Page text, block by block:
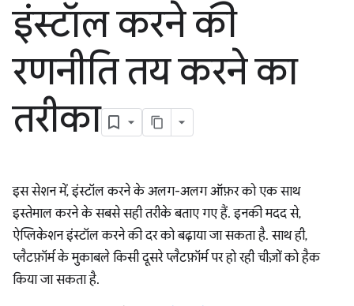
इंस्टॉल करने की
रणनीति तय करने का
तरीका
इस सेशन में, इंस्टॉल करने के अलग-अलग ऑफ़र को एक साथ
इस्तेमाल करने के सबसे सही तरीके बताए गए हैं. इनकी मदद से,
ऐप्लिकेशन इंस्टॉल करने की दर को बढ़ाया जा सकता है. साथ ही,
प्लैटफ़ॉर्म के मुकाबले किसी दूसरे प्लैटफ़ॉर्म पर हो रही चीज़ों को हैक
किया जा सकता है.